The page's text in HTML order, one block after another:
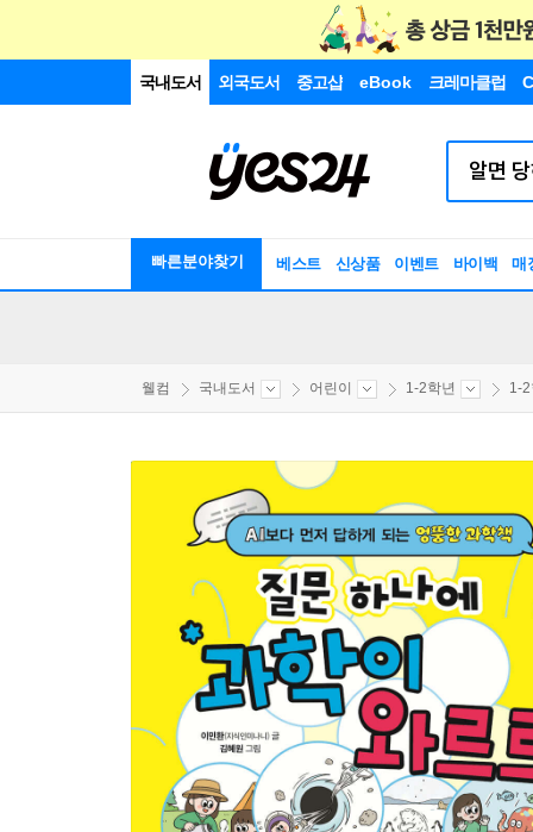
국내도서 외국도서 중고샵 eBook 크레마클럽
빠른분야찾기 베스트 신상품 이벤트 바이백 매
웰컴 국내도서 어린이 1-2학년 1-